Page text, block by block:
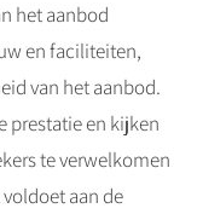
het aanbod
en faciliteiten,
van het aanbod.
prestatie en kijken
te verwelkomen
aan de